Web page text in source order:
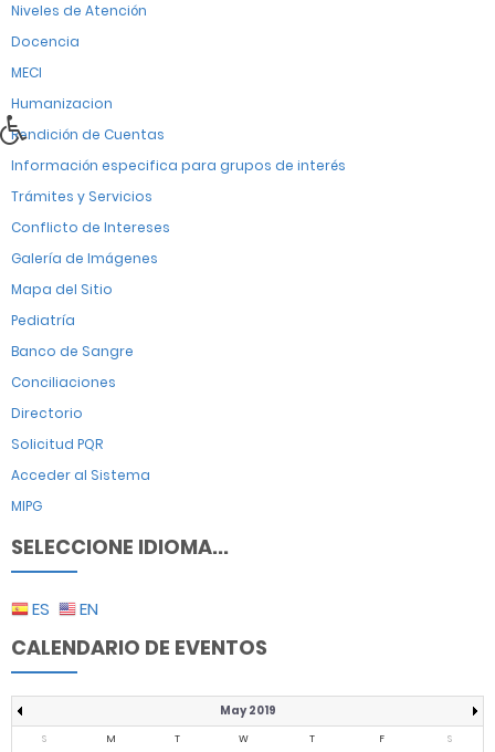
Niveles de Atención
Docencia
MECI
Humanizacion
Rendición de Cuentas
Información especifica para grupos de interés
Trámites y Servicios
Conflicto de Intereses
Galería de Imágenes
Mapa del Sitio
Pediatría
Banco de Sangre
Conciliaciones
Directorio
Solicitud PQR
Acceder al Sistema
MIPG
SELECCIONE IDIOMA...
ES EN
CALENDARIO DE EVENTOS
May 2019
S M T W T F S